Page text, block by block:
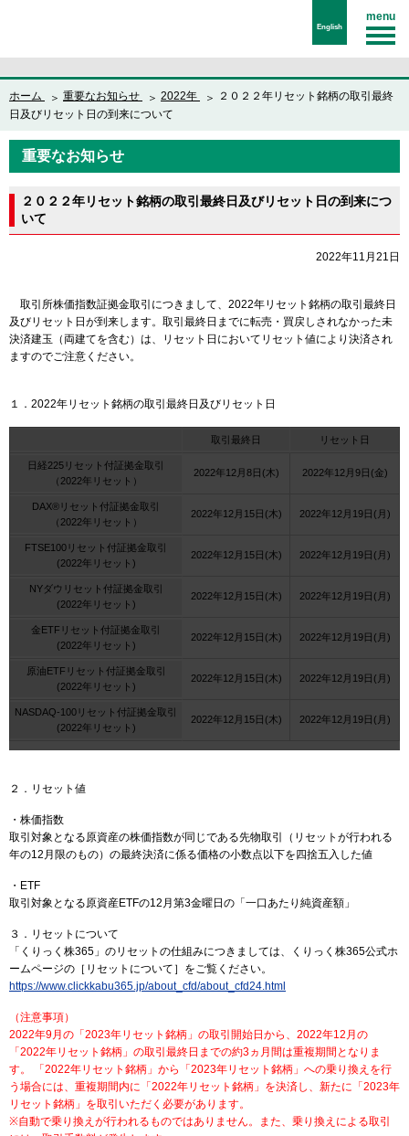
English
ホーム 重要なお知らせ 2022年
２０２２年リセット銘柄の取引最終
日及びリセット日の到来について
重要なお知らせ
２０２２年リセット銘柄の取引最終日及びリセット日の到来につ
いて
2022年11月21日
取引所株価指数証拠金取引につきまして、2022年リセット銘柄の取引最終日
及びリセット日が到来します。取引最終日までに転売・買戻しされなかった未
決済建玉（両建てを含む）は、リセット日においてリセット値により決済され
ますのでご注意ください。
１．2022年リセット銘柄の取引最終日及びリセット日
取引最終日 リセット日
日経225リセット付証拠金取引
（2022年リセット）
2022年12月8日(木) 2022年12月9日(金)
DAX®リセット付証拠金取引
（2022年リセット）
2022年12月15日(木) 2022年12月19日(月)
FTSE100リセット付証拠金取引
(2022年リセット)
2022年12月15日(木) 2022年12月19日(月)
NYダウリセット付証拠金取引
(2022年リセット)
2022年12月15日(木) 2022年12月19日(月)
金ETFリセット付証拠金取引
(2022年リセット)
2022年12月15日(木) 2022年12月19日(月)
原油ETFリセット付証拠金取引
(2022年リセット)
2022年12月15日(木) 2022年12月19日(月)
NASDAQ-100リセット付証拠金取引
(2022年リセット)
2022年12月15日(木) 2022年12月19日(月)
２．リセット値
・株価指数
取引対象となる原資産の株価指数が同じである先物取引（リセットが行われる
年の12月限のもの）の最終決済に係る価格の小数点以下を四捨五入した値
・ETF
取引対象となる原資産ETFの12月第3金曜日の「一口あたり純資産額」
３．リセットについて
「くりっく株365」のリセットの仕組みにつきましては、くりっく株365公式ホ
ームページの［リセットについて］をご覧ください。
https://www.clickkabu365.jp/about_cfd/about_cfd24.html
（注意事項）
2022年9月の「2023年リセット銘柄」の取引開始日から、2022年12月の
「2022年リセット銘柄」の取引最終日までの約3ヵ月間は重複期間となりま
す。 「2022年リセット銘柄」から「2023年リセット銘柄」への乗り換えを行
う場合には、重複期間内に「2022年リセット銘柄」を決済し、新たに「2023年
リセット銘柄」を取引いただく必要があります。
※自動で乗り換えが行われるものではありません。また、乗り換えによる取引
menu